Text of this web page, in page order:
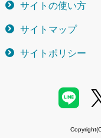
サイトの使い方
サイトマップ
サイトポリシー